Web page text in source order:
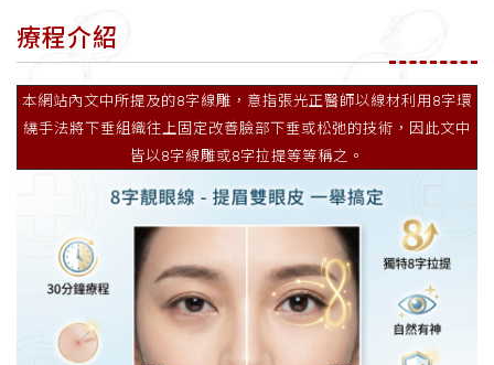
療程介紹
本網站內文中所提及的8字線雕，意指張光正醫師以線材利用8字環
繞手法將下垂組織往上固定改善臉部下垂或松弛的技術，因此文中
皆以8字線雕或8字拉提等等稱之。